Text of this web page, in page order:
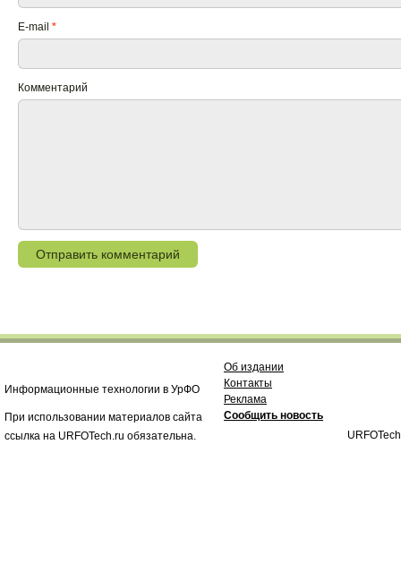
E-mail *
Комментарий
Информационные технологии в УрФО
При использовании материалов сайта
ссылка на URFOTech.ru обязательна.
Об издании
Контакты
Реклама
Сообщить новость